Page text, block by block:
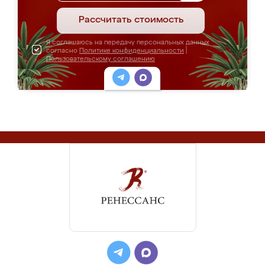
Рассчитать стоимость
Я соглашаюсь на передачу персональных данных
согласно Политике конфиденциальности
Пользовательскому соглашению